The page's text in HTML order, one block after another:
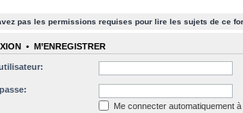
pas les permissions requises pour lire les sujets de ce
• M’ENREGISTRER
Me connecter automatiquement